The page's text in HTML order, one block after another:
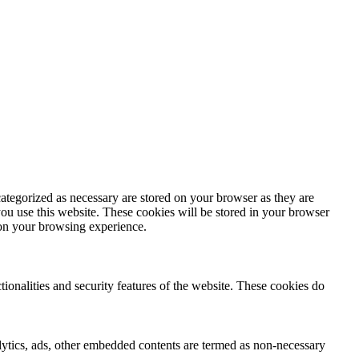
as necessary are stored on your browser as they are
use this website. These cookies will be stored in your browser
your browsing experience.
and security features of the website. These cookies do
ads, other embedded contents are termed as non-necessary